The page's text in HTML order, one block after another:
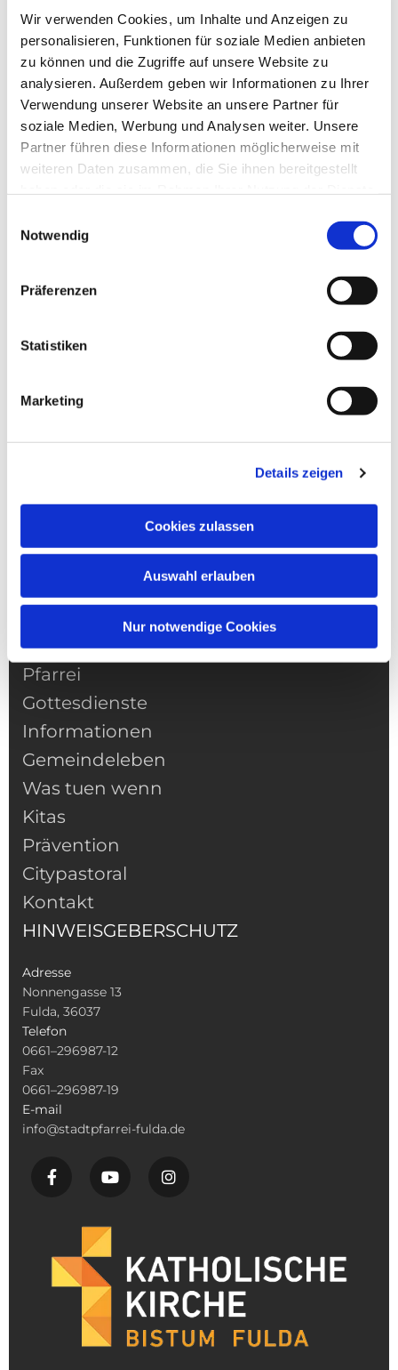
Wir verwenden Cookies, um Inhalte und Anzeigen zu
personalisieren, Funktionen für soziale Medien anbieten
zu können und die Zugriffe auf unsere Website zu
analysieren. Außerdem geben wir Informationen zu Ihrer
Verwendung unserer Website an unsere Partner für
soziale Medien, Werbung und Analysen weiter. Unsere
Partner führen diese Informationen möglicherweise mit
weiteren Daten zusammen, die Sie ihnen bereitgestellt
Notwendig
Präferenzen
Statistiken
Marketing
Details zeigen
Cookies zulassen
Auswahl erlauben
Nur notwendige Cookies
Dies könnte Sie auch
interessieren
NAVIGATION
Pfarrei
Gottesdienste
Informationen
Gemeindeleben
Was tuen wenn
Kitas
Prävention
Citypastoral
Kontakt
HINWEISGEBERSCHUTZ
Adresse
Nonnengasse 13
Fulda, 36037
Telefon
0661–296987-12
Fax
0661–296987-19
E-mail
info@stadtpfarrei-fulda.de